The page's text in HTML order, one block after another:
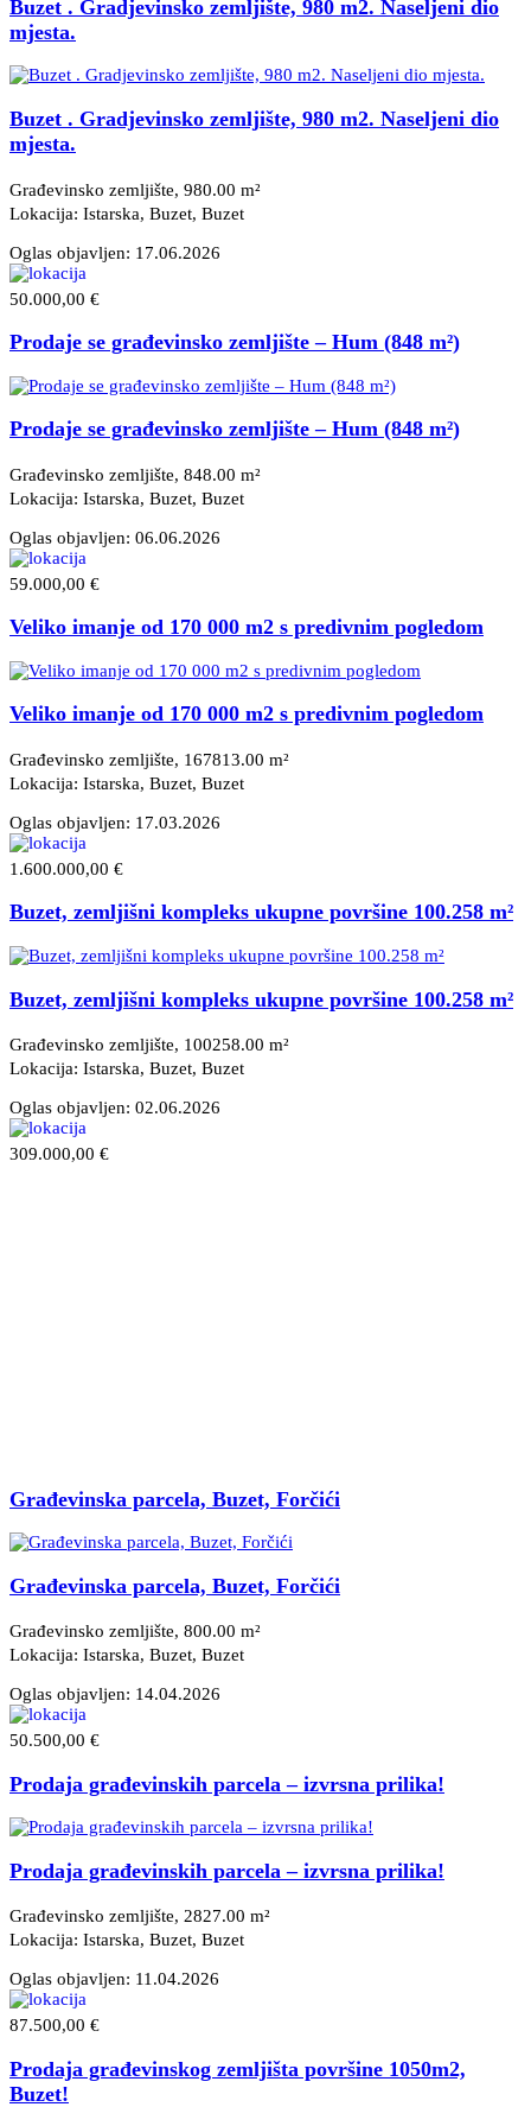
Buzet . Gradjevinsko zemljište, 980 m2. Naseljeni dio
mjesta.
Buzet . Gradjevinsko zemljište, 980 m2. Naseljeni dio
mjesta.
Građevinsko zemljište, 980.00 m²
Lokacija: Istarska, Buzet, Buzet
Oglas objavljen: 17.06.2026
50.000,00 €
Prodaje se građevinsko zemljište – Hum (848 m²)
Prodaje se građevinsko zemljište – Hum (848 m²)
Građevinsko zemljište, 848.00 m²
Lokacija: Istarska, Buzet, Buzet
Oglas objavljen: 06.06.2026
59.000,00 €
Veliko imanje od 170 000 m2 s predivnim pogledom
Veliko imanje od 170 000 m2 s predivnim pogledom
Građevinsko zemljište, 167813.00 m²
Lokacija: Istarska, Buzet, Buzet
Oglas objavljen: 17.03.2026
1.600.000,00 €
Buzet, zemljišni kompleks ukupne površine 100.258 m²
Buzet, zemljišni kompleks ukupne površine 100.258 m²
Građevinsko zemljište, 100258.00 m²
Lokacija: Istarska, Buzet, Buzet
Oglas objavljen: 02.06.2026
309.000,00 €
Građevinska parcela, Buzet, Forčići
Građevinska parcela, Buzet, Forčići
Građevinsko zemljište, 800.00 m²
Lokacija: Istarska, Buzet, Buzet
Oglas objavljen: 14.04.2026
50.500,00 €
Prodaja građevinskih parcela – izvrsna prilika!
Prodaja građevinskih parcela – izvrsna prilika!
Građevinsko zemljište, 2827.00 m²
Lokacija: Istarska, Buzet, Buzet
Oglas objavljen: 11.04.2026
87.500,00 €
Prodaja građevinskog zemljišta površine 1050m2,
Buzet!